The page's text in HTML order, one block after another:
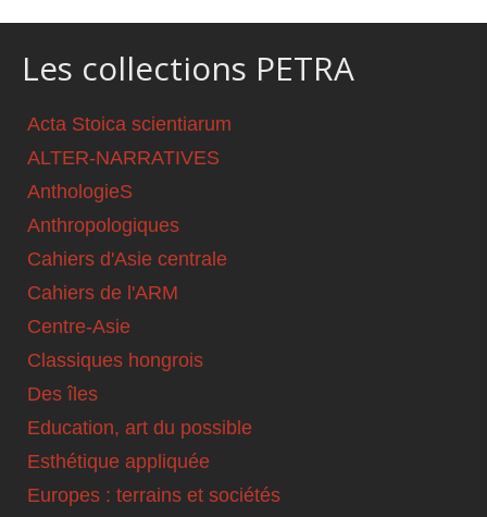
Les collections PETRA
Acta Stoica scientiarum
ALTER-NARRATIVES
AnthologieS
Anthropologiques
Cahiers d'Asie centrale
Cahiers de l'ARM
Centre-Asie
Classiques hongrois
Des îles
Education, art du possible
Esthétique appliquée
Europes : terrains et sociétés